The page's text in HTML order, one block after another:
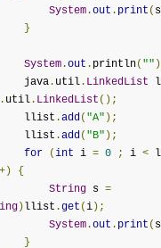
System.out . print ( s
}
System.out . println( ""
        java
. util. LinkedList
util. LinkedList ();
        llist
.add( "A" );
        llist
.add( "B" );
for
(int i = 0 ; i <
{
String s =
) llist .get (i);
System.out . print ( s
}